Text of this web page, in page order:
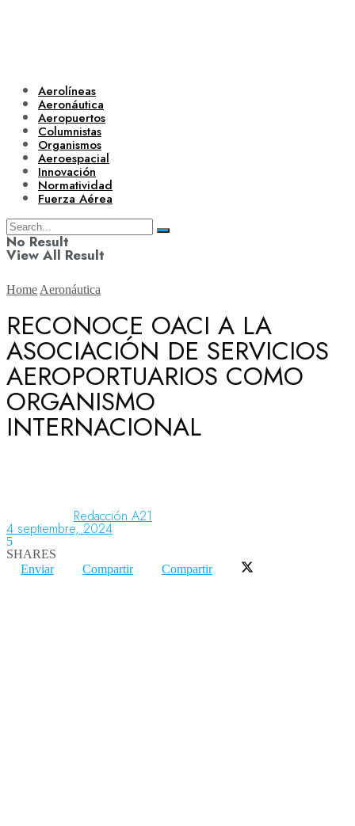
Aerolíneas
Aeronáutica
Aeropuertos
Columnistas
Organismos
Aeroespacial
Innovación
Normatividad
Fuerza Aérea
No Result
View All Result
Aerolíneas
Aeronáutica
Columnistas
Organismos
Home Aeronáutica
RECONOCE OACI A LA
ASOCIACIÓN DE SERVICIOS
AEROPORTUARIOS COMO
ORGANISMO
INTERNACIONAL
Redacción A21
4 septiembre, 2024
5
SHARES
Enviar
Compartir Compartir